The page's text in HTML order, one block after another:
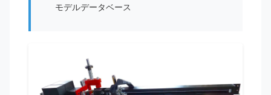
モデルデータベース